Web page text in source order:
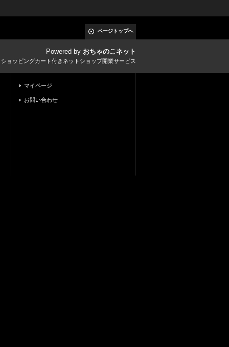
ページトップへ
Powered by おちゃのこネット
ョッピングカート付きネットショップ開業サービス
マイページ
お問い合わせ